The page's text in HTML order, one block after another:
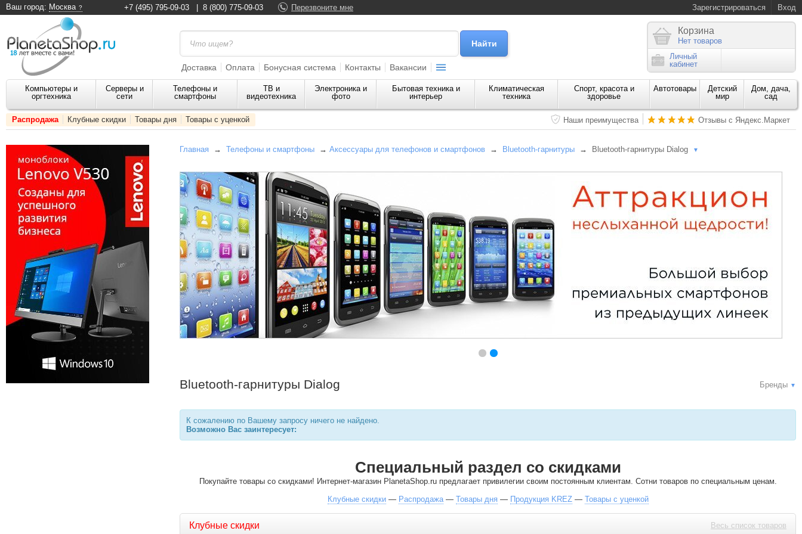
Ваш город: Москва Зарегистрироваться Вход
+7 (495) 795-09-03 8 (800) 775-09-03 Перезвоните мне
Доставка Оплата Бонусная система Контакты Вакансии
Корзина
Нет товаров
Личный
кабинет
Компьютеры и
оргтехника
Серверы и
сети
Телефоны и
смартфоны
ТВ и
видеотехника
Электроника и
фото
Бытовая техника и
интерьер
Климатическая
техника
Спорт, красота и
здоровье
Автотовары
Детский
мир
Дом, дача,
сад
Распродажа Клубные скидки Товары дня Товары с уценкой Наши преимущества Отзывы с Яндекс.Маркет
Главная →Телефоны и смартфоны →Аксессуары для телефонов и смартфонов → Bluetooth-гарнитуры → Bluetooth-гарнитуры Dialog ▼
Бренды ▼
Bluetooth-гарнитуры Dialog
К сожалению по Вашему запросу ничего не найдено.
Возможно Вас заинтересует:
Специальный раздел со скидками
Покупайте товары со скидками! Интернет-магазин PlanetaShop.ru предлагает привилегии своим постоянным клиентам. Сотни товаров по специальным ценам.
Клубные скидки— Распродажа— Товары дня — Продукция KREZ— Товары с уценкой
Весь список товаров
Клубные скидки